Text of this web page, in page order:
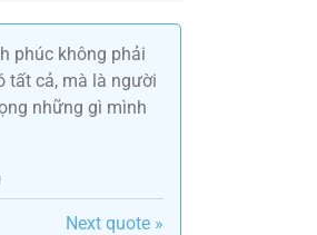
phúc không phải
tất cả, mà là người
những gì mình
Next quote »